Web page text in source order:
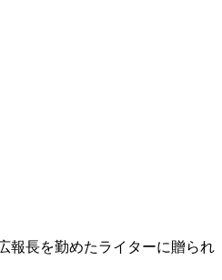
報長を勤めたライターに贈られ